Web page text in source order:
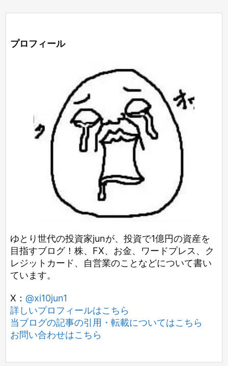
プロフィール
ゆとり世代の投資家junが、投資で1億円の資産を
目指すブログ！株、FX、お金、ワードプレス、ク
レジットカード、自営業のことなどについて書い
ています。
X： @xi10jun1
詳しいプロフィールはこちら
当ブログの記事の引用・転載についてはこちら
お問い合わせはこちら